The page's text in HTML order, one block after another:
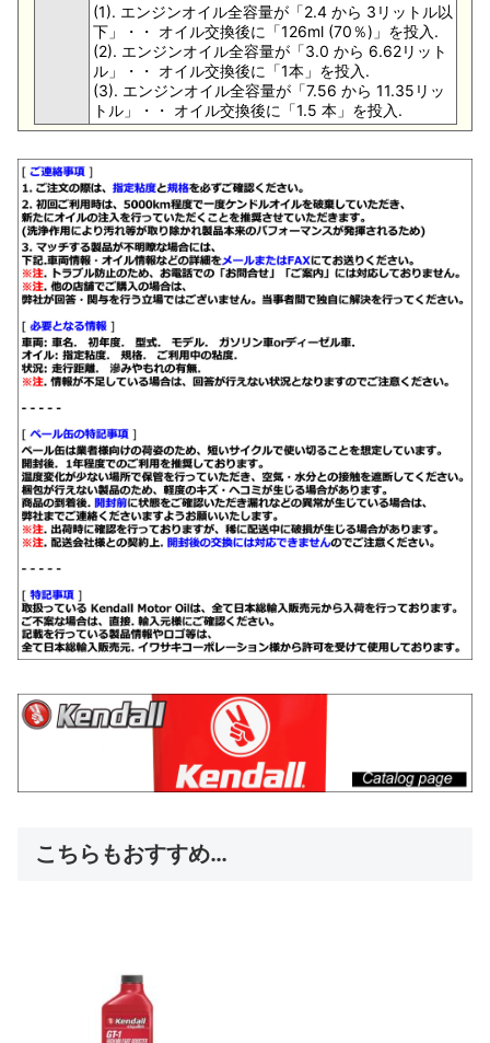
(1). エンジンオイル全容量が「2.4 から 3リットル以
下」・・ オイル交換後に「126ml (70％)」を投入.
(2). エンジンオイル全容量が「3.0 から 6.62リット
ル」・・ オイル交換後に「1本」を投入.
(3). エンジンオイル全容量が「7.56 から 11.35リッ
トル」・・ オイル交換後に「1.5 本」を投入.
こちらもおすすめ…